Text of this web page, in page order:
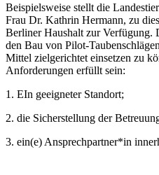
Beispielsweise stellt die
Frau Dr. Kathrin Hermann, zu
Berliner Haushalt zur Verfügung.
den Bau von Pilot-
Mittel zielgerichtet einsetzen zu
Anforderungen erfüllt sein:
1. EIn geeigneter Standort;
2. die Sicherstellung der
3. ein(e) Ansprechpartner*in